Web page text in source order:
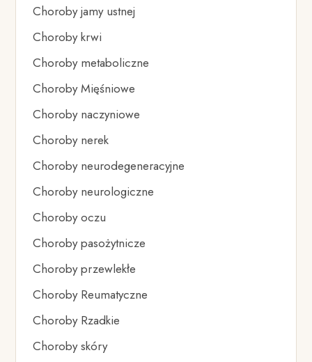
Choroby jamy ustnej
Choroby krwi
Choroby metaboliczne
Choroby Mięśniowe
Choroby naczyniowe
Choroby nerek
Choroby neurodegeneracyjne
Choroby neurologiczne
Choroby oczu
Choroby pasożytnicze
Choroby przewlekłe
Choroby Reumatyczne
Choroby Rzadkie
Choroby skóry